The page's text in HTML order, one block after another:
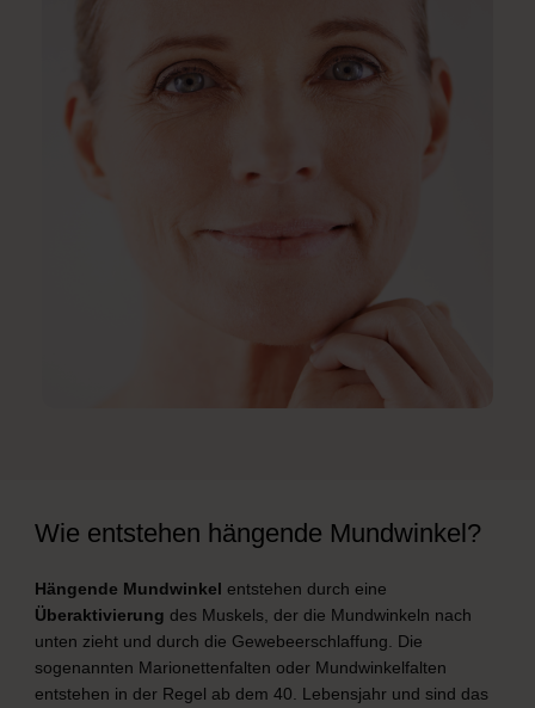
Wie entstehen hängende Mundwinkel?
Hängende Mundwinkel entstehen durch eine
Überaktivierung des Muskels, der die Mundwinkeln nach
unten zieht und durch die Gewebeerschlaffung. Die
sogenannten Marionettenfalten oder Mundwinkelfalten
entstehen in der Regel ab dem 40. Lebensjahr und sind das